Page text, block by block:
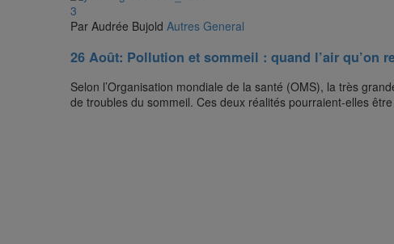
3
Par Audrée Bujold Autres General
26 Août: Pollution et sommeil : quand l’air qu’on
Selon l’Organisation mondiale de la santé (OMS), la très
de troubles du sommeil. Ces deux réalités pourraient-elles